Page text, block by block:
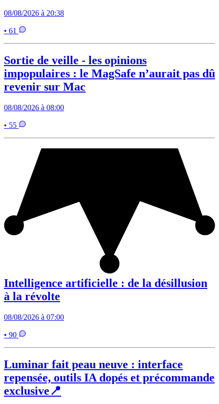
08/08/2026 à 20:38
• 61
Sortie de veille - les opinions
impopulaires : le MagSafe n’aurait pas dû
revenir sur Mac
08/08/2026 à 08:00
• 55
Intelligence artificielle : de la désillusion
à la révolte
08/08/2026 à 07:00
• 90
Luminar fait peau neuve : interface
repensée, outils IA dopés et précommande
exclusive📍